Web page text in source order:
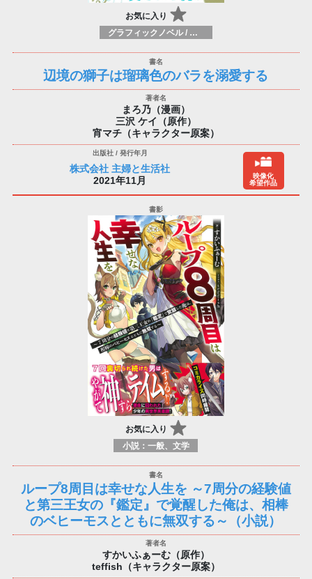
お気に入り
グラフィックノベル / コミックブック / 漫画：スタイル / 伝統
辺境の獅子は瑠璃色のバラを溺愛する
まろ乃（漫画）
三沢 ケイ（原作）
宵マチ（キャラクター原案）
株式会社 主婦と生活社
2021年11月
映像化
希望作品
お気に入り
小説：一般、文学
ループ8周目は幸せな人生を ～7周分の経験値
と第三王女の『鑑定』で覚醒した俺は、相棒
のベヒーモスとともに無双する～（小説）
すかいふぁーむ（原作）
teffish（キャラクター原案）